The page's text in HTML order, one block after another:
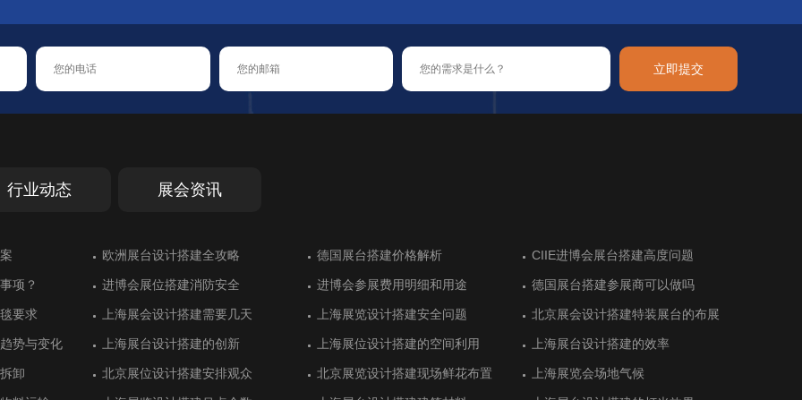
立即提交
行业动态 展会资讯
诺威交通运输 德国斯图加特工业工程领展台搭建
土耳其伊斯坦布尔展台设计让展会成
德国科隆美容美发健康展览前的展台
荐
间美学
位设计
计
意大利米兰展台设计有特色的汽车行
法国里昂国际食品展览会展览设计
土耳其安卡拉酒店设备展展台设计需
欧洲展台设计搭建全攻略 德国展台搭建价格解析 CIIE进博会展台搭建高度问题
项？ 进博会展位搭建消防安全 进博会参展费用明细和用途 德国展台搭建参展商可以做吗
要求 上海展会设计搭建需要几天 上海展览设计搭建安全问题 北京展会设计搭建特装展台的布展
势与变化 上海展台设计搭建的创新 上海展位设计搭建的空间利用 上海展台设计搭建的效率
卸 北京展位设计搭建安排观众 北京展览设计搭建现场鲜花布置 上海展览会场地气候
放异彩 乌兹别克斯坦展台设计别具一格 绿色展台设计让新加坡参展热情高涨 阿根廷高水平的展位设计搭建
果 墨西哥展位搭建设计获得好评 阿根廷展位搭建体现绿色农业特色 猪肉联盟展位搭建顺利完工
充分 华普光电工业风展位设计 宏瑞达用展台设计衬托最新产品 E-star能源的展位设计气场十足
计 迪洛家具展台设计同样具有奢华感 致为化工展位搭建有序完工 恒光大简洁展台设计留住客户
新靓丽 珐玛珈集团注重展位设计效果 大海光伏重视展台搭建设计效果 上市公司三柏硕展台设计传递健康
错过的展会
德国斯图加特橡胶展展台搭建中对防
德国埃森家居用品和装饰品展展台搭
德国汉诺威木材加工机械展展台搭建
建
业展台设计搭 意大利里米尼值得参加的展会盘点 土耳其伊斯坦布尔老牌展位设计
土耳其安卡拉值得体验的展台设计搭
诺威交通运输 德国斯图加特工业工程领展台搭建
土耳其伊斯坦布尔展台设计让展会成
德国科隆美容美发健康展览前的展台
荐
间美学
位设计
计
意大利米兰展台设计有特色的汽车行
法国里昂国际食品展览会展览设计
土耳其安卡拉酒店设备展展台设计需
欧洲展台设计搭建全攻略 德国展台搭建价格解析 CIIE进博会展台搭建高度问题
项？ 进博会展位搭建消防安全 进博会参展费用明细和用途 德国展台搭建参展商可以做吗
要求 上海展会设计搭建需要几天 上海展览设计搭建安全问题 北京展会设计搭建特装展台的布展
势与变化 上海展台设计搭建的创新 上海展位设计搭建的空间利用 上海展台设计搭建的效率
卸 北京展位设计搭建安排观众 北京展览设计搭建现场鲜花布置 上海展览会场地气候